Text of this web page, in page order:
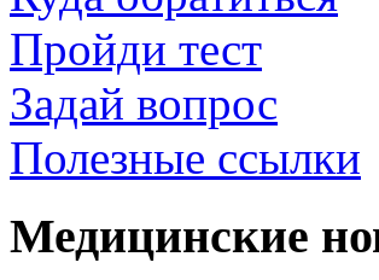
Пройди тест
Задай вопрос
Полезные ссылки
Медицинские